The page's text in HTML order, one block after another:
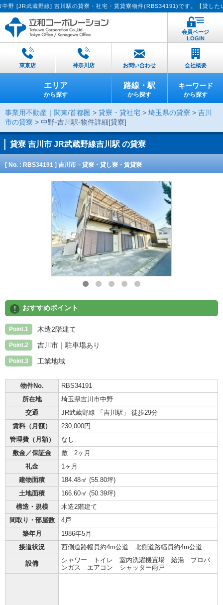
蔵野線] 吉川駅の貸寮・社宅・賃貸寮物件(RBS34191)です。【貸したい方へ：
会員ページ
LOGIN
東京店 神奈川店 お問い合わせ 会社概要
エリア
から探す
路線・駅
から探す
キーワード
から探す
事業用不動産｜関東/首都圏 > 貸寮・貸社宅 > 埼玉県の貸寮 > 吉川
市の貸寮 > 中野-吉川駅-物件詳細[貸寮]
貸寮 吉川市 JR武蔵野線吉川駅 の貸寮
[ No. : RBS34191 ] 吉川市－貸寮・貸し寮・賃貸寮
! おすすめポイント
Point.1 木造2階建て
Point.2 吉川市｜駐車場あり
Point.3 工業地域
物件No.
RBS34191
所在地
埼玉県吉川市中野
交通
JR武蔵野線 「吉川駅」 徒歩29分
賃料（月額）
230,000円
管理費（月額）
なし
敷金／保証金
敷 2ヶ月
礼金
1ヶ月
建物面積
184.48㎡ (55.80坪)
土地面積
166.60㎡ (50.39坪)
構造・規模
木造2階建て
間取り・部屋数
4戸
築年月
1986年5月
接道状況
西側道路幅員約4m公道 北側道路幅員約4m公道
設備
シャワー トイレ 室内洗濯機置場 給湯 プロパ
ンガス エアコン シャッター雨戸